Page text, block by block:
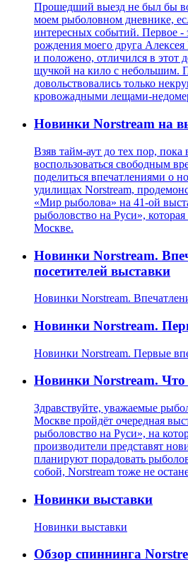
Прошедший выезд не был бы
моем рыболовном дневнике,
интересных событий. Первое -
рождения моего друга
и положено, отличился в этот
щучкой на кило с небольшим.
довольствовались только
кровожадными лещами-
Новинки Norstream на
Взяв тайм-аут до тех пор, пока
воспользоваться свободным
поделиться впечатлениями о
удилищах Norstream,
«Мир рыболова» на 41-ой
рыболовство на Руси»,
Москве.
Новинки Norstream.
посетителей выставки
Новинки Norstream.
Новинки Norstream.
Новинки Norstream. Первые
Новинки Norstream. Что
Здравствуйте, уважаемые
Москве пройдёт очередная
рыболовство на Руси», на
производители представят
планируют порадовать
собой, Norstream тоже не
Новинки выставки
Новинки выставки
Обзор спиннинга